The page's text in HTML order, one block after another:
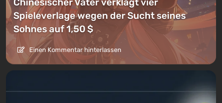
Spieleverlage wegen der Sucht seines
Sohnes auf 1,50 $
Einen Kommentar hinterlassen